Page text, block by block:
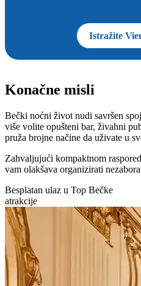
Istražite
Konačne misli
Bečki noćni život nudi savršen
više volite opušteni bar, živahni
pruža brojne načine da uživate u
Zahvaljujući kompaktnom
vam olakšava organizirati
Besplatan ulaz u Top Bečke
atrakcije